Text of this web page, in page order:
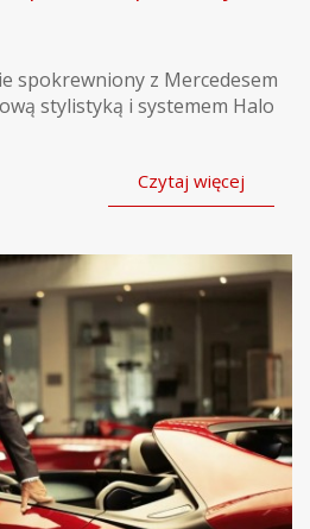
spokrewniony z Mercedesem
stylistyką i systemem Halo
Czytaj więcej